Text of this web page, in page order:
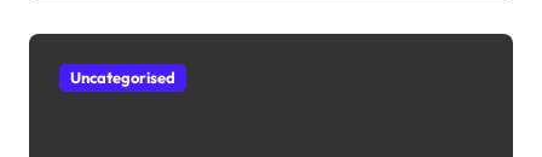
Uncategorised